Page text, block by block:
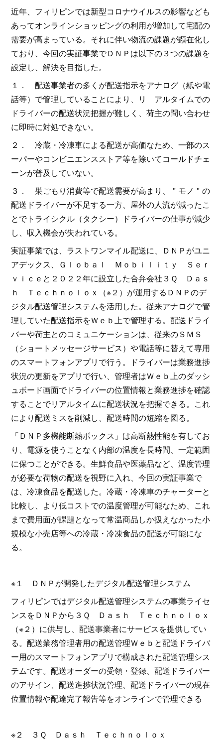
近年、フィリピンでは新型コロナウイルスの影響なども
あってオンラインショッピングの利用が増加して宅配の
需要が高まっている。それに伴い物流の課題が顕在化し
ており、今回の実証事業でＤＮＰは以下の３つの課題を
設定し、解決を目指した。
１． 配送事業者の多くが配送指示をアナログ（紙や電
話等）で管理していることにより、リ アルタイムでの
ドライバーの配送状況把握が難しく、荷主の問い合わせ
に即時に対処できない。
２． 冷蔵・冷凍車による配送が高価なため、一部のス
ーパーやコンビニエンスストア等を除いてコールドチェ
ーンが普及していない。
３． 巣ごもり消費等で配送需要が高まり、＂モノ＂の
配送ドライバーが不足する一方、屋外の人流が減ったこ
とでトライシクル（タクシー）ドライバーの仕事が減少
し、収入機会が失われている。
実証事業では、ラストワンマイル配送に、ＤＮＰがユニ
アデックス、Ｇｌｏｂａｌ Ｍｏｂｉｌｉｔｙ Ｓｅｒ
ｖｉｃｅと２０２２年に設立した合弁会社３Ｑ Ｄａｓ
ｈ Ｔｅｃｈｎｏｌｏｘ（※２）が運用するＤＮＰのデ
ジタル配送管理システムを活用した。従来アナログで管
理していた配送指示をＷｅｂ上で管理する。配送ドライ
バーや荷主とのコミュニケーションは、従来のＳＭＳ
（ショートメッセージサービス）や電話等に替えて専用
のスマートフォンアプリで行う。ドライバーは業務進捗
状況の更新をアプリで行い、管理者はＷｅｂ上のダッシ
ュボード画面でドライバーの位置情報と業務進捗を確認
することでリアルタイムに配送状況を把握できる。これ
により配送ミスを削減し、配送時間の短縮を図る。
「ＤＮＰ多機能断熱ボックス」は高断熱性能を有してお
り、電源を使うことなく内部の温度を長時間、一定範囲
に保つことができる。生鮮食品や医薬品など、温度管理
が必要な荷物の配送を視野に入れ、今回の実証事業で
は、冷凍食品を配送した。冷蔵・冷凍車のチャーターと
比較し、より低コストでの温度管理が可能なため、これ
まで費用面が課題となって常温商品しか扱えなかった小
規模な小売店等への冷蔵・冷凍食品の配送が可能にな
る。
※１ ＤＮＰが開発したデジタル配送管理システム
フィリピンではデジタル配送管理システムの事業ライセ
ンスをＤＮＰから３Ｑ Ｄａｓｈ Ｔｅｃｈｎｏｌｏｘ
（※２）に供与し、配送事業者にサービスを提供してい
る。配送業務管理者用の配送管理Ｗｅｂと配送ドライバ
ー用のスマートフォンアプリで構成された配送管理シス
テムです。配送オーダーの受領・登録、配送ドライバー
のアサイン、配送進捗状況管理、配送ドライバーの現在
位置情報や配達完了報告等をオンラインで管理できる
※２ ３Ｑ Ｄａｓｈ Ｔｅｃｈｎｏｌｏｘ